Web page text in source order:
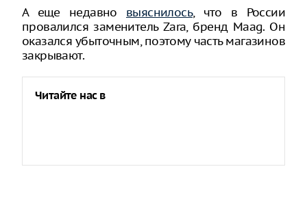
А еще недавно выяснилось, что в России
провалился заменитель Zara, бренд Maag. Он
оказался убыточным, поэтому часть магазинов
закрывают.
Читайте нас в